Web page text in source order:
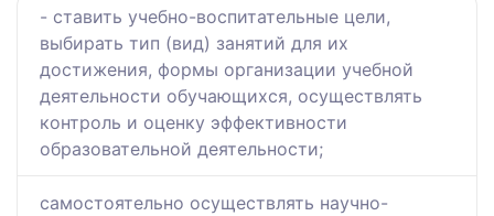
- ставить учебно-воспитательные цели,
выбирать тип (вид) занятий для их
достижения, формы организации учебной
деятельности обучающихся, осуществлять
контроль и оценку эффективности
образовательной деятельности;
самостоятельно осуществлять научно-